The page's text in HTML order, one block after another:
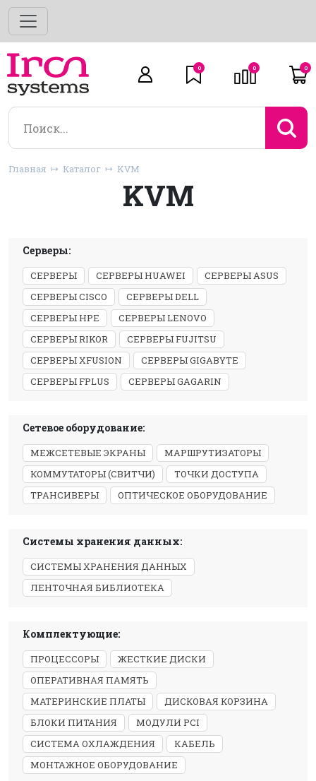
0 0 0
Главная Каталог KVM
KVM
Серверы:
СЕРВЕРЫ СЕРВЕРЫ HUAWEI
СЕРВЕРЫ ASUS
СЕРВЕРЫ CISCO
СЕРВЕРЫ DELL
СЕРВЕРЫ HPE
СЕРВЕРЫ LENOVO
СЕРВЕРЫ RIKOR
СЕРВЕРЫ FUJITSU
СЕРВЕРЫ XFUSION
СЕРВЕРЫ GIGABYTE
СЕРВЕРЫ FPLUS
СЕРВЕРЫ GAGARIN
Сетевое оборудование:
МЕЖСЕТЕВЫЕ ЭКРАНЫ
МАРШРУТИЗАТОРЫ
КОММУТАТОРЫ (СВИТЧИ)
ТОЧКИ ДОСТУПА
ТРАНСИВЕРЫ
ОПТИЧЕСКОЕ ОБОРУДОВАНИЕ
Системы хранения данных:
СИСТЕМЫ ХРАНЕНИЯ ДАННЫХ
ЛЕНТОЧНАЯ БИБЛИОТЕКА
Комплектующие:
ПРОЦЕССОРЫ
ЖЕСТКИЕ ДИСКИ
ОПЕРАТИВНАЯ ПАМЯТЬ
МАТЕРИНСКИЕ ПЛАТЫ
ДИСКОВАЯ КОРЗИНА
БЛОКИ ПИТАНИЯ
МОДУЛИ PCI
СИСТЕМА ОХЛАЖДЕНИЯ
КАБЕЛЬ
МОНТАЖНОЕ ОБОРУДОВАНИЕ